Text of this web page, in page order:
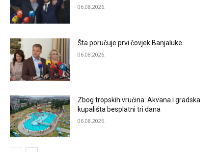
06.08.2026.
Šta poručuje prvi čovjek Banjaluke
06.08.2026.
Zbog tropskih vrućina: Akvana i gradska
kupališta besplatni tri dana
06.08.2026.